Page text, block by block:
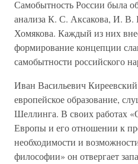
Самобытность России была
анализа К. С. Аксакова, И. В.
Хомякова. Каждый из них
формирование концепции
самобытности российского
Иван Васильевич
европейское образование,
Шеллинга. В своих работах
Европы и его отношении к
необходимости и
философии» он отвергает